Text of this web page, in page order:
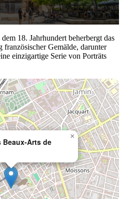
18. Jahrhundert beherbergt das
französischer Gemälde, darunter
einzigartige Serie von Porträts
Beaux-Arts de
×